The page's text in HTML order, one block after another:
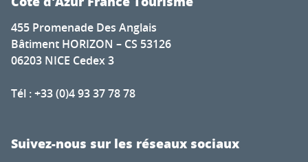
455 Promenade Des Anglais
Bâtiment HORIZON – CS 53126
06203 NICE Cedex 3
Tél : +33 (0)4 93 37 78 78
Suivez-nous sur les réseaux sociaux